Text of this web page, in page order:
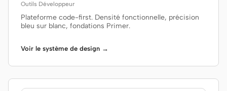
Outils Développeur
Plateforme code-first. Densité fonctionnelle, précision
bleu sur blanc, fondations Primer.
Voir le système de design →